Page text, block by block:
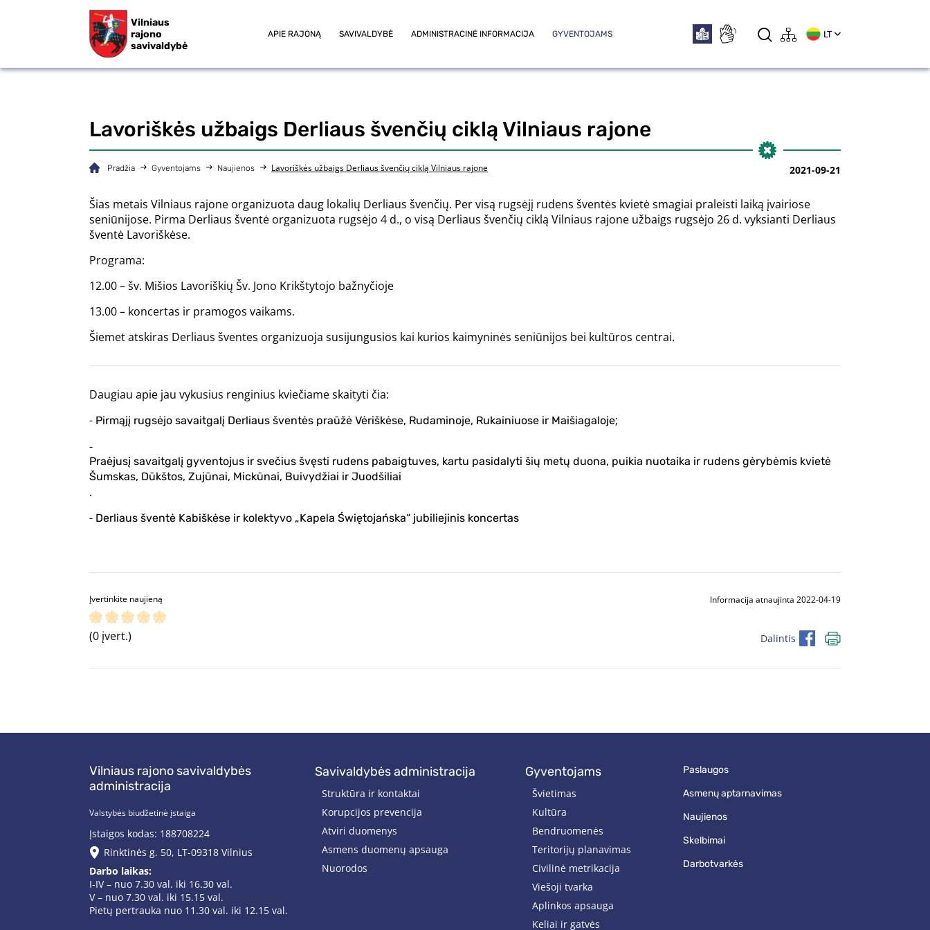
Vilniaus
rajono
savivaldybė
APIE RAJONĄ SAVIVALDYBĖ ADMINISTRACINĖ INFORMACIJA GYVENTOJAMS LT
Lavoriškės užbaigs Derliaus švenčių ciklą Vilniaus rajone
Pradžia Gyventojams Naujienos Lavoriškės užbaigs Derliaus švenčių ciklą Vilniaus rajone 2021-09-21
Šias metais Vilniaus rajone organizuota daug lokalių Derliaus švenčių. Per visą rugsėjį rudens šventės kvietė smagiai praleisti laiką įvairiose
seniūnijose. Pirma Derliaus šventė organizuota rugsėjo 4 d., o visą Derliaus švenčių ciklą Vilniaus rajone užbaigs rugsėjo 26 d. vyksianti Derliaus
šventė Lavoriškėse.
Programa:
12.00 – šv. Mišios Lavoriškių Šv. Jono Krikštytojo bažnyčioje
13.00 – koncertas ir pramogos vaikams.
Šiemet atskiras Derliaus šventes organizuoja susijungusios kai kurios kaimyninės seniūnijos bei kultūros centrai.
Daugiau apie jau vykusius renginius kviečiame skaityti čia:
- Pirmąjį rugsėjo savaitgalį Derliaus šventės praūžė Vėriškėse, Rudaminoje, Rukainiuose ir Maišiagaloje;
-
Praėjusį savaitgalį gyventojus ir svečius švęsti rudens pabaigtuves, kartu pasidalyti šių metų duona, puikia nuotaika ir rudens gėrybėmis kvietė
Šumskas, Dūkštos, Zujūnai, Mickūnai, Buivydžiai ir Juodšiliai
.
- Derliaus šventė Kabiškėse ir kolektyvo „Kapela Świętojańska“ jubiliejinis koncertas
Įvertinkite naujieną
(0 įvert.)
Informacija atnaujinta 2022-04-19
Dalintis
Vilniaus rajono savivaldybės
administracija
Valstybės biudžetinė įstaiga
Įstaigos kodas: 188708224
Rinktinės g. 50, LT-09318 Vilnius
Darbo laikas:
I-IV – nuo 7.30 val. iki 16.30 val.
V – nuo 7.30 val. iki 15.15 val.
Pietų pertrauka nuo 11.30 val. iki 12.15 val.
savivaldybės administracija
Struktūra ir kontaktai
Korupcijos prevencija
Atviri duomenys
Asmens duomenų apsauga
Nuorodos
gyventojams
Švietimas
Kultūra
Bendruomenės
Teritorijų planavimas
Civilinė metrikacija
Viešoji tvarka
Aplinkos apsauga
Keliai ir gatvės
paslaugos
asmenų aptarnavimas
naujienos
skelbimai
darbotvarkės